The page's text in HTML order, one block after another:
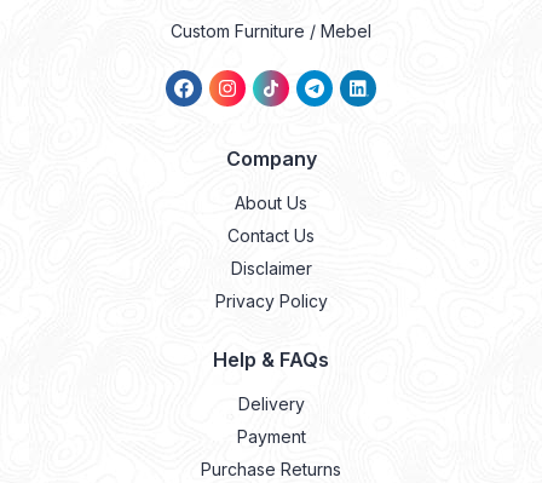
Custom Furniture / Mebel
Company
About Us
Contact Us
Disclaimer
Privacy Policy
Help & FAQs
Delivery
Payment
Purchase Returns